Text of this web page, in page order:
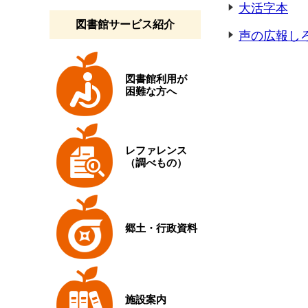
図書館サービス紹介
図書館利用が
困難な方へ
レファレンス
（調べもの）
郷土・行政資料
施設案内
大活字本
声の広報し